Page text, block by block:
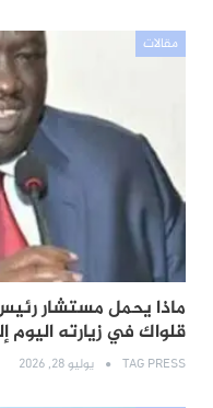
مقالات
ماذا يحمل مستشار
قلواك في زيارته اليوم
TAG PRESS يوليو 28, 2026